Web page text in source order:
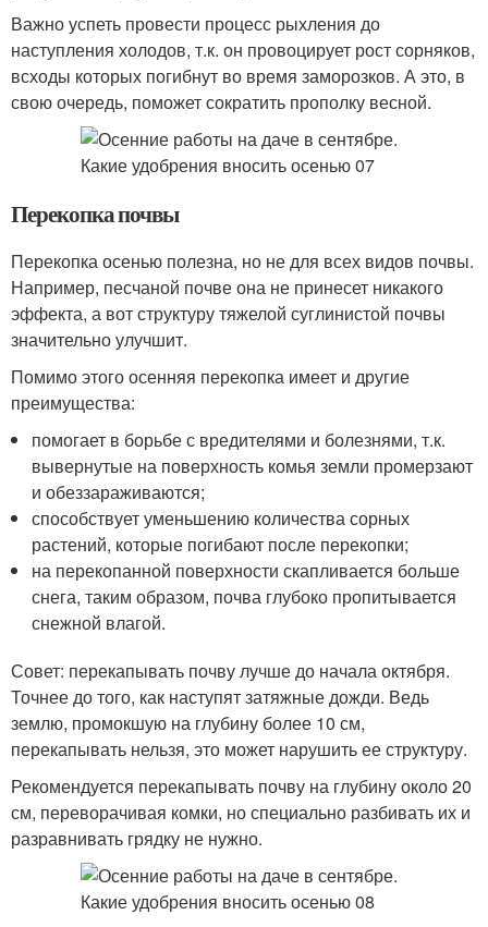
Важно успеть провести процесс рыхления до
наступления холодов, т.к. он провоцирует рост сорняков,
всходы которых погибнут во время заморозков. А это, в
свою очередь, поможет сократить прополку весной.
Перекопка почвы
Перекопка осенью полезна, но не для всех видов почвы.
Например, песчаной почве она не принесет никакого
эффекта, а вот структуру тяжелой суглинистой почвы
значительно улучшит.
Помимо этого осенняя перекопка имеет и другие
преимущества:
помогает в борьбе с вредителями и болезнями, т.к.
вывернутые на поверхность комья земли промерзают
и обеззараживаются;
способствует уменьшению количества сорных
растений, которые погибают после перекопки;
на перекопанной поверхности скапливается больше
снега, таким образом, почва глубоко пропитывается
снежной влагой.
Совет: перекапывать почву лучше до начала октября.
Точнее до того, как наступят затяжные дожди. Ведь
землю, промокшую на глубину более 10 см,
перекапывать нельзя, это может нарушить ее структуру.
Рекомендуется перекапывать почву на глубину около 20
см, переворачивая комки, но специально разбивать их и
разравнивать грядку не нужно.